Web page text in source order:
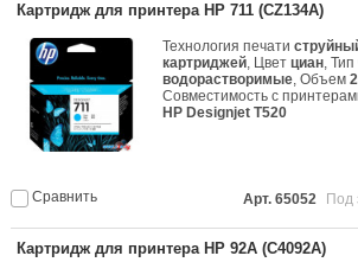
Картридж для принтера HP 711 (CZ134A)
Технология печати
картриджей, Цветциан,
водорастворимые, Объем
Совместимость с
HP Designjet T520
Сравнить Арт. 65052 Под
Картридж для принтера HP 92A (C4092A)